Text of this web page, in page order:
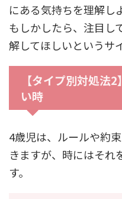
にある気持ちを理解し
もしかしたら、注目し
解してほしいというサ
【タイプ別対処法
い時
4歳児は、ルールや約
きますが、時にはそれ
す。